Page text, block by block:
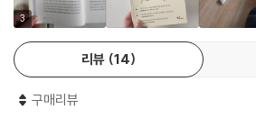
개의 머리와 마음속에서 무슨 일이 벌어질까?
마나 많이 알고 이해할 수 있을까?
이 책은 이런 질문들에 답을 준다. 세계적 동물
해온 마크 베코프가 쓴 이 책은 개의 행동의 세
- 사이 몽고메리 (『문어의 영혼』 저자)
우리 시대 가장 빛나는 과학자 가운데 한 명이
력 넘치는 선언서를 내놓았다. 이 책은 우리의
명적인 관점으로 들여다보며 모든 사람이 묻
3
리뷰 14
구매리뷰